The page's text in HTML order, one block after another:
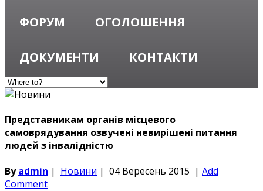
ФОРУМ ОГОЛОШЕННЯ
ДОКУМЕНТИ КОНТАКТИ
Представникам органів місцевого
самоврядування озвучені невирішені питання
людей з інвалідністю
Byadmin | Новини | 04 Вересень 2015 | Add
Comment